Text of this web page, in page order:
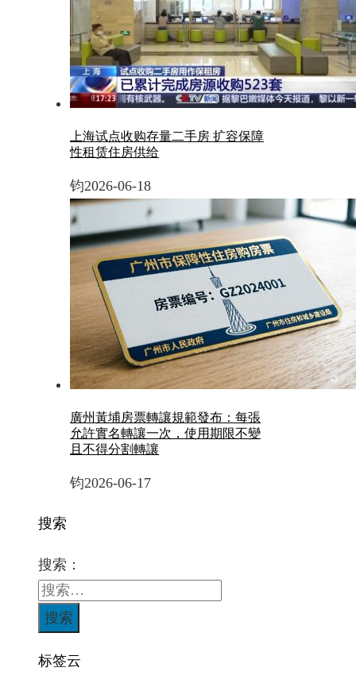
上海试点收购存量二手房 扩容保障
性租赁住房供给
钧2026-06-18
廣州黃埔房票轉讓規範發布：每張
允許實名轉讓一次，使用期限不變
且不得分割轉讓
钧2026-06-17
搜索
搜索：
标签云